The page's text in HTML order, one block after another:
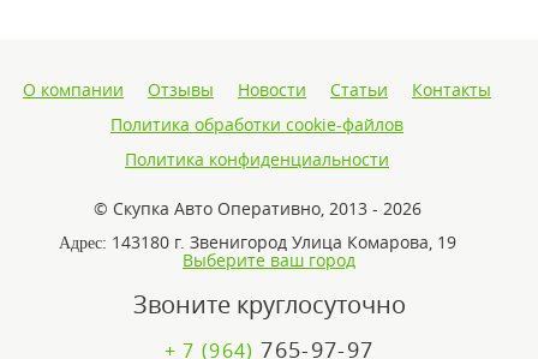
О компании Отзывы Новости Статьи
Контакты
Политика обработки cookie-файлов
Политика конфиденциальности
© Скупка Авто Оперативно, 2013 - 2026
Адрес: 143180 г. Звенигород Улица Комарова, 19
Выберите ваш город
Звоните круглосуточно
+ 7 (964)765-97-97